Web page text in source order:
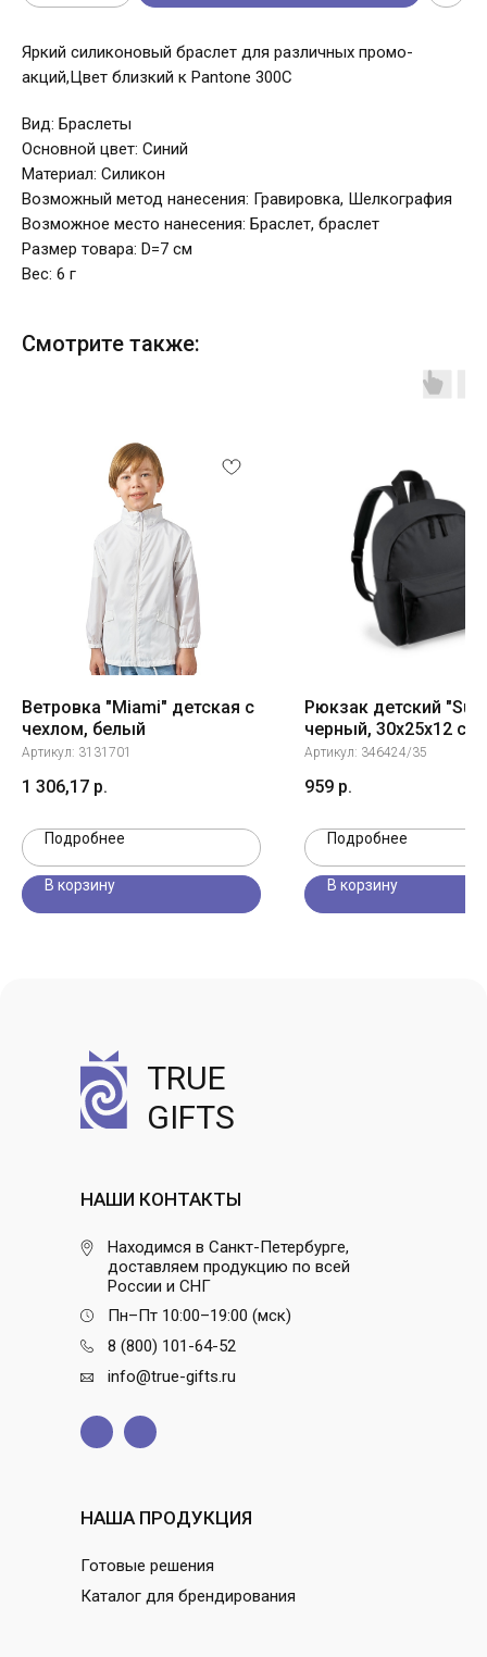
Яркий силиконовый браслет для различных промо-
акций,Цвет близкий к Pantone 300C
Вид: Браслеты
Основной цвет: Синий
Материал: Силикон
Возможный метод нанесения: Гравировка, Шелкография
Возможное место нанесения: Браслет, браслет
Размер товара: D=7 см
Вес: 6 г
Смотрите также:
Ветровка "Miami" детская с
чехлом, белый
Артикул: 3131701
1 306,17 р.
Подробнее
В корзину
Рюкзак детский
черный, 30x25x12 см
100% полиэстер 600D
Артикул: 346424/35
959 р.
Подробнее
В корзину
TRUE
GIFTS
НАША ПРОДУКЦИЯ
Готовые решения
Каталог для брендирования
НАШИ КОНТАКТЫ
Находимся в Санкт-Петербурге,
доставляем продукцию по всей
России и СНГ
Пн–Пт 10:00–19:00 (мск)
8 (800) 101-64-52
info@true-gifts.ru